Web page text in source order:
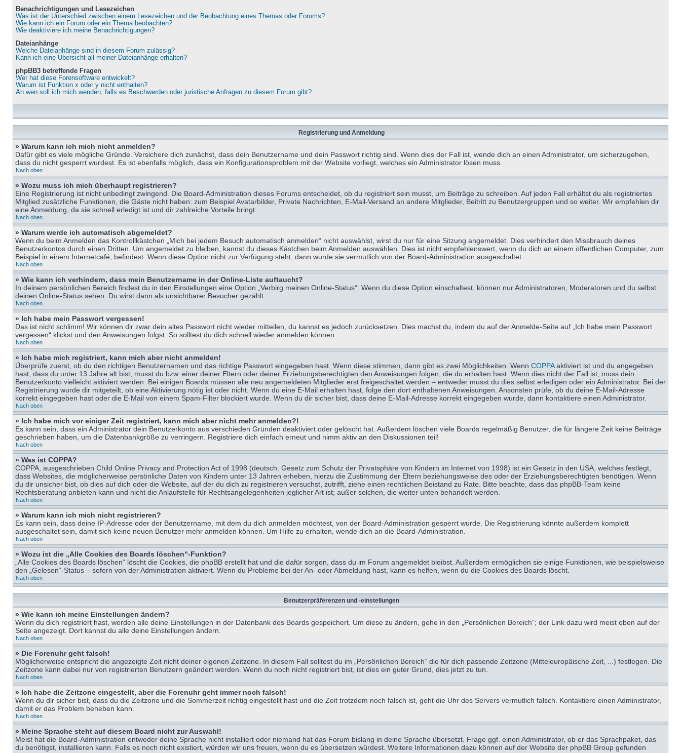
Benachrichtigungen und Lesezeichen
Was ist der Unterschied zwischen einem Lesezeichen und der Beobachtung eines Themas oder Forums?
Wie kann ich ein Forum oder ein Thema beobachten?
Wie deaktiviere ich meine Benachrichtigungen?
Dateianhänge
Welche Dateianhänge sind in diesem Forum zulässig?
Kann ich eine Übersicht all meiner Dateianhänge erhalten?
phpBB3 betreffende Fragen
Wer hat diese Forensoftware entwickelt?
Warum ist Funktion x oder y nicht enthalten?
An wen soll ich mich wenden, falls es Beschwerden oder juristische Anfragen zu diesem Forum gibt?
Registrierung und Anmeldung
» Warum kann ich mich nicht anmelden?
Dafür gibt es viele mögliche Gründe. Versichere dich zunächst, dass dein Benutzername und dein Passwort richtig sind. Wenn dies der Fall ist, wende dich an einen Administrator, um sicherzugehen,
dass du nicht gesperrt wurdest. Es ist ebenfalls möglich, dass ein Konfigurationsproblem mit der Website vorliegt, welches ein Administrator lösen muss.
Nach oben
» Wozu muss ich mich überhaupt registrieren?
Eine Registrierung ist nicht unbedingt zwingend. Die Board-Administration dieses Forums entscheidet, ob du registriert sein musst, um Beiträge zu schreiben. Auf jeden Fall erhältst du als registriertes
Mitglied zusätzliche Funktionen, die Gäste nicht haben: zum Beispiel Avatarbilder, Private Nachrichten, E-Mail-Versand an andere Mitglieder, Beitritt zu Benutzergruppen und so weiter. Wir empfehlen dir
eine Anmeldung, da sie schnell erledigt ist und dir zahlreiche Vorteile bringt.
Nach oben
» Warum werde ich automatisch abgemeldet?
Wenn du beim Anmelden das Kontrollkästchen „Mich bei jedem Besuch automatisch anmelden“ nicht auswählst, wirst du nur für eine Sitzung angemeldet. Dies verhindert den Missbrauch deines
Benutzerkontos durch einen Dritten. Um angemeldet zu bleiben, kannst du dieses Kästchen beim Anmelden auswählen. Dies ist nicht empfehlenswert, wenn du dich an einem öffentlichen Computer, zum
Beispiel in einem Internetcafé, befindest. Wenn diese Option nicht zur Verfügung steht, dann wurde sie vermutlich von der Board-Administration ausgeschaltet.
Nach oben
» Wie kann ich verhindern, dass mein Benutzername in der Online-Liste auftaucht?
In deinem persönlichen Bereich findest du in den Einstellungen eine Option „Verbirg meinen Online-Status“. Wenn du diese Option einschaltest, können nur Administratoren, Moderatoren und du selbst
deinen Online-Status sehen. Du wirst dann als unsichtbarer Besucher gezählt.
Nach oben
» Ich habe mein Passwort vergessen!
Das ist nicht schlimm! Wir können dir zwar dein altes Passwort nicht wieder mitteilen, du kannst es jedoch zurücksetzen. Dies machst du, indem du auf der Anmelde-Seite auf „Ich habe mein Passwort
vergessen“ klickst und den Anweisungen folgst. So solltest du dich schnell wieder anmelden können.
Nach oben
» Ich habe mich registriert, kann mich aber nicht anmelden!
Überprüfe zuerst, ob du den richtigen Benutzernamen und das richtige Passwort eingegeben hast. Wenn diese stimmen, dann gibt es zwei Möglichkeiten. Wenn COPPAaktiviert ist und du angegeben
hast, dass du unter 13 Jahre alt bist, musst du bzw. einer deiner Eltern oder deiner Erziehungsberechtigten den Anweisungen folgen, die du erhalten hast. Wenn dies nicht der Fall ist, muss dein
Benutzerkonto vielleicht aktiviert werden. Bei einigen Boards müssen alle neu angemeldeten Mitglieder erst freigeschaltet werden – entweder musst du dies selbst erledigen oder ein Administrator. Bei der
Registrierung wurde dir mitgeteilt, ob eine Aktivierung nötig ist oder nicht. Wenn du eine E-Mail erhalten hast, folge den dort enthaltenen Anweisungen. Ansonsten prüfe, ob du deine E-Mail-Adresse
korrekt eingegeben hast oder die E-Mail von einem Spam-Filter blockiert wurde. Wenn du dir sicher bist, dass deine E-Mail-Adresse korrekt eingegeben wurde, dann kontaktiere einen Administrator.
Nach oben
» Ich habe mich vor einiger Zeit registriert, kann mich aber nicht mehr anmelden?!
Es kann sein, dass ein Administrator dein Benutzerkonto aus verschieden Gründen deaktiviert oder gelöscht hat. Außerdem löschen viele Boards regelmäßig Benutzer, die für längere Zeit keine Beiträge
geschrieben haben, um die Datenbankgröße zu verringern. Registriere dich einfach erneut und nimm aktiv an den Diskussionen teil!
Nach oben
» Was ist COPPA?
COPPA, ausgeschrieben Child Online Privacy and Protection Act of 1998 (deutsch: Gesetz zum Schutz der Privatsphäre von Kindern im Internet von 1998) ist ein Gesetz in den USA, welches festlegt,
dass Websites, die möglicherweise persönliche Daten von Kindern unter 13 Jahren erheben, hierzu die Zustimmung der Eltern beziehungsweise des oder der Erziehungsberechtigten benötigen. Wenn
du dir unsicher bist, ob dies auf dich oder die Website, auf der du dich zu registrieren versuchst, zutrifft, ziehe einen rechtlichen Beistand zu Rate. Bitte beachte, dass das phpBB-Team keine
Rechtsberatung anbieten kann und nicht die Anlaufstelle für Rechtsangelegenheiten jeglicher Art ist; außer solchen, die weiter unten behandelt werden.
Nach oben
» Warum kann ich mich nicht registrieren?
Es kann sein, dass deine IP-Adresse oder der Benutzername, mit dem du dich anmelden möchtest, von der Board-Administration gesperrt wurde. Die Registrierung könnte außerdem komplett
ausgeschaltet sein, damit sich keine neuen Benutzer mehr anmelden können. Um Hilfe zu erhalten, wende dich an die Board-Administration.
Nach oben
» Wozu ist die „Alle Cookies des Boards löschen“-Funktion?
„Alle Cookies des Boards löschen“ löscht die Cookies, die phpBB erstellt hat und die dafür sorgen, dass du im Forum angemeldet bleibst. Außerdem ermöglichen sie einige Funktionen, wie beispielsweise
den „Gelesen“-Status – sofern von der Administration aktiviert. Wenn du Probleme bei der An- oder Abmeldung hast, kann es helfen, wenn du die Cookies des Boards löscht.
Nach oben
Benutzerpräferenzen und -einstellungen
» Wie kann ich meine Einstellungen ändern?
Wenn du dich registriert hast, werden alle deine Einstellungen in der Datenbank des Boards gespeichert. Um diese zu ändern, gehe in den „Persönlichen Bereich“; der Link dazu wird meist oben auf der
Seite angezeigt. Dort kannst du alle deine Einstellungen ändern.
Nach oben
» Die Forenuhr geht falsch!
Möglicherweise entspricht die angezeigte Zeit nicht deiner eigenen Zeitzone. In diesem Fall solltest du im „Persönlichen Bereich“ die für dich passende Zeitzone (Mitteleuropäische Zeit, ...) festlegen. Die
Zeitzone kann dabei nur von registrierten Benutzern geändert werden. Wenn du noch nicht registriert bist, ist dies ein guter Grund, dies jetzt zu tun.
Nach oben
» Ich habe die Zeitzone eingestellt, aber die Forenuhr geht immer noch falsch!
Wenn du dir sicher bist, dass du die Zeitzone und die Sommerzeit richtig eingestellt hast und die Zeit trotzdem noch falsch ist, geht die Uhr des Servers vermutlich falsch. Kontaktiere einen Administrator,
damit er das Problem beheben kann.
Nach oben
» Meine Sprache steht auf diesem Board nicht zur Auswahl!
Meist hat die Board-Administration entweder deine Sprache nicht installiert oder niemand hat das Forum bislang in deine Sprache übersetzt. Frage ggf. einen Administrator, ob er das Sprachpaket, das
du benötigst, installieren kann. Falls es noch nicht existiert, würden wir uns freuen, wenn du es übersetzen würdest. Weitere Informationen dazu können auf der Website der phpBB Group gefunden